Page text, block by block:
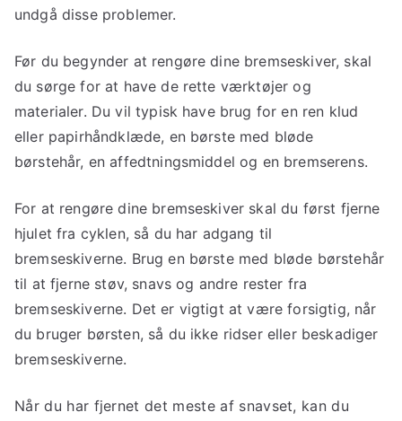
undgå disse problemer.
Før du begynder at rengøre dine bremseskiver, skal
du sørge for at have de rette værktøjer og
materialer. Du vil typisk have brug for en ren klud
eller papirhåndklæde, en børste med bløde
børstehår, en affedtningsmiddel og en bremserens.
For at rengøre dine bremseskiver skal du først fjerne
hjulet fra cyklen, så du har adgang til
bremseskiverne. Brug en børste med bløde børstehår
til at fjerne støv, snavs og andre rester fra
bremseskiverne. Det er vigtigt at være forsigtig, når
du bruger børsten, så du ikke ridser eller beskadiger
bremseskiverne.
Når du har fjernet det meste af snavset, kan du